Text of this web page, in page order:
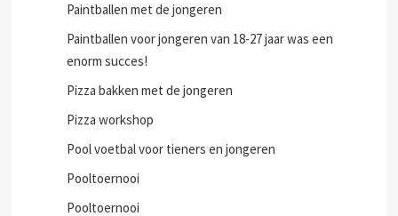
Paintballen met de jongeren
Paintballen voor jongeren van 18-27 jaar was een
enorm succes!
Pizza bakken met de jongeren
Pizza workshop
Pool voetbal voor tieners en jongeren
Pooltoernooi
Pooltoernooi